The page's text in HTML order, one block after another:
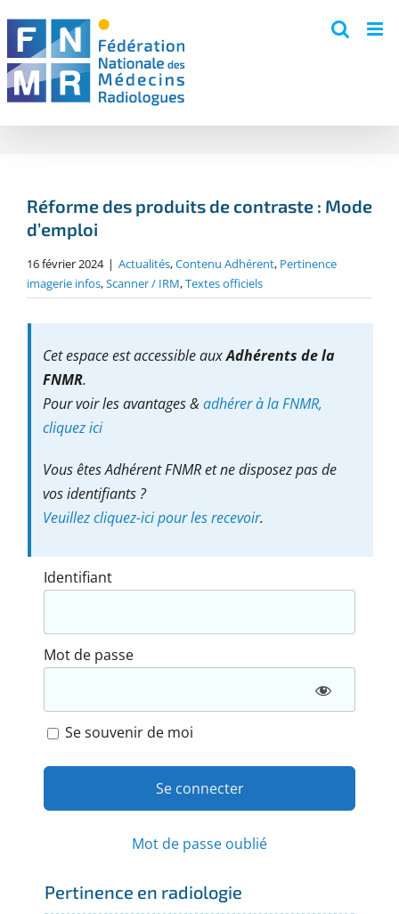
content
Réforme des produits de contraste : Mode
d’emploi
16 février 2024 | Actualités,Contenu Adhérent, Pertinence
imagerie infos,Scanner / IRM,Textes officiels
Cet espace est accessible auxAdhérents de la
FNMR.
Pour voir les avantages &adhérer à la FNMR,
cliquez ici
Vous êtes Adhérent FNMR et ne disposez pas de
vos identifiants ?
Veuillez cliquez-ici pour les recevoir.
Identifiant
Mot de passe
Se souvenir de moi
Mot de passe oublié
Pertinence en radiologie